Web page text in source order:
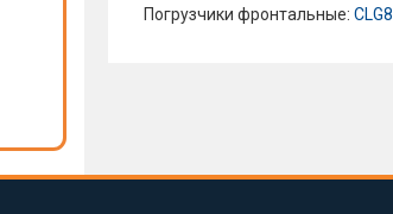
Погрузчики фронтальные: